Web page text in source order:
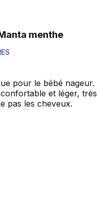
menthe
pour le bébé nageur.
et léger, très
pas les cheveux.